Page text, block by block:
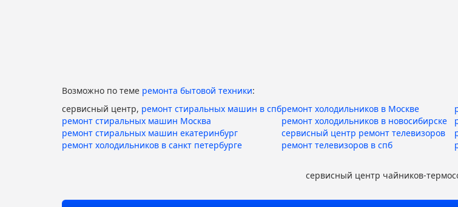
Возможно по теме ремонта бытовой техники:
сервисный центр, ремонт стиральных машин в спбремонт холодильников в Москве
ремонт стиральных машин Москва
ремонт холодильников в новосибирске
ремонт стиральных машин екатеринбург
сервисный центр ремонт телевизоров
ремонт холодильников в санкт петербурге
ремонт телевизоров в спб
сервисный центр чайников-